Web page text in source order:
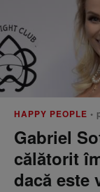
HAPPY PEOPLE •
Gabriel
călătorit
dacă este